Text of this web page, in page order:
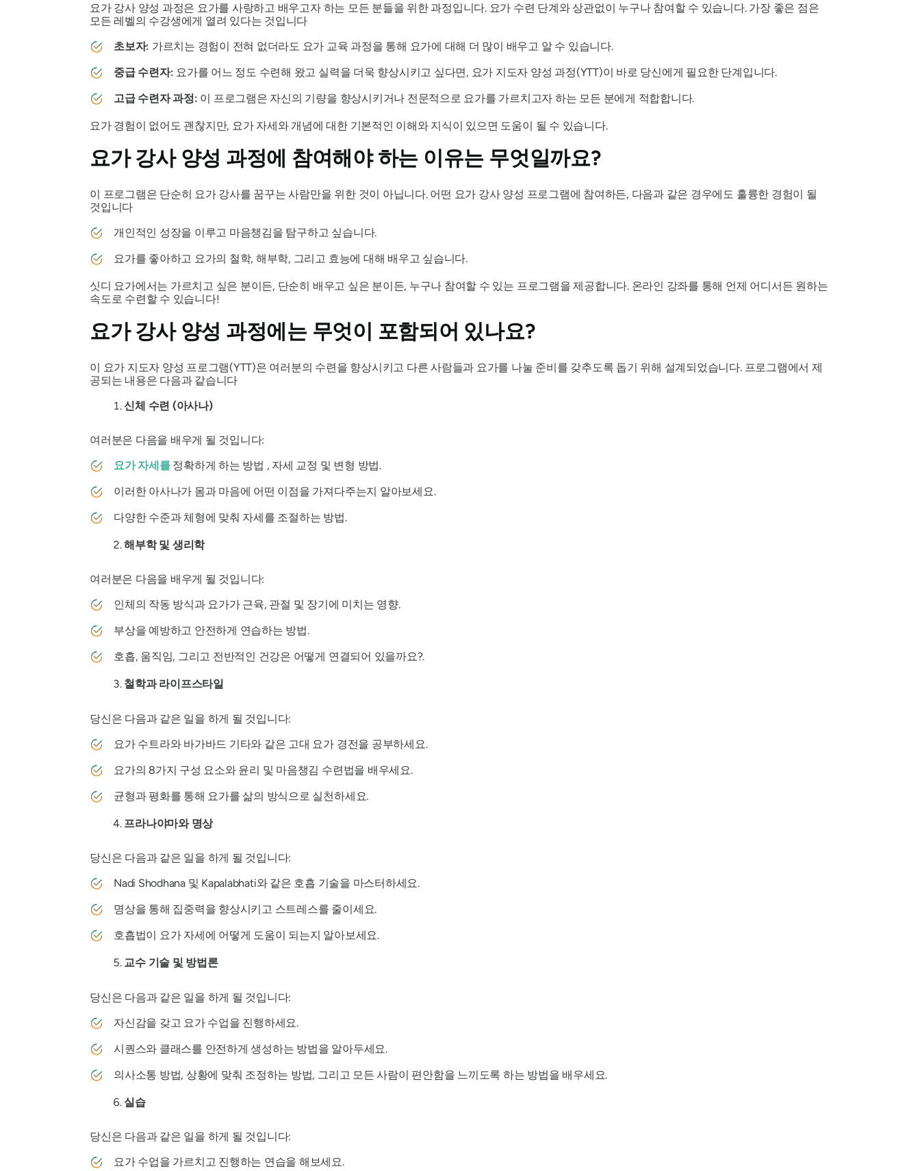
요가 강사 양성 과정은 요가를 사랑하고 배우고자 하는 모든 분들을 위한 과정입니다. 요가 수련 단계와 상관없이 누구나 참여할 수 있습니다. 가장 좋은 점은
모든 레벨의 수강생에게 열려 있다는 것입니다
초보자: 가르치는 경험이 전혀 없더라도 요가 교육 과정을 통해 요가에 대해 더 많이 배우고 알 수 있습니다.
중급 수련자: 요가를 어느 정도 수련해 왔고 실력을 더욱 향상시키고 싶다면, 요가 지도자 양성 과정(YTT)이 바로 당신에게 필요한 단계입니다.
고급 수련자 과정: 이 프로그램은 자신의 기량을 향상시키거나 전문적으로 요가를 가르치고자 하는 모든 분에게 적합합니다.
요가 경험이 없어도 괜찮지만, 요가 자세와 개념에 대한 기본적인 이해와 지식이 있으면 도움이 될 수 있습니다.
요가 강사 양성 과정에 참여해야 하는 이유는 무엇일까요?
이 프로그램은 단순히 요가 강사를 꿈꾸는 사람만을 위한 것이 아닙니다. 어떤 요가 강사 양성 프로그램에 참여하든, 다음과 같은 경우에도 훌륭한 경험이 될
것입니다
개인적인 성장을 이루고 마음챙김을 탐구하고 싶습니다.
요가를 좋아하고 요가의 철학, 해부학, 그리고 효능에 대해 배우고 싶습니다.
싯디 요가에서는 가르치고 싶은 분이든, 단순히 배우고 싶은 분이든, 누구나 참여할 수 있는 프로그램을 제공합니다. 온라인 강좌를 통해 언제 어디서든 원하는
속도로 수련할 수 있습니다!
요가 강사 양성 과정에는 무엇이 포함되어 있나요?
이 요가 지도자 양성 프로그램(YTT)은 여러분의 수련을 향상시키고 다른 사람들과 요가를 나눌 준비를 갖추도록 돕기 위해 설계되었습니다. 프로그램에서 제
공되는 내용은 다음과 같습니다
신체 수련 (아사나)
여러분은 다음을 배우게 될 것입니다:
요가 자세를정확하게 하는 방법 , 자세 교정 및 변형 방법.
이러한 아사나가 몸과 마음에 어떤 이점을 가져다주는지 알아보세요.
다양한 수준과 체형에 맞춰 자세를 조절하는 방법.
해부학 및 생리학
여러분은 다음을 배우게 될 것입니다:
인체의 작동 방식과 요가가 근육, 관절 및 장기에 미치는 영향.
부상을 예방하고 안전하게 연습하는 방법.
호흡, 움직임, 그리고 전반적인 건강은 어떻게 연결되어 있을까요?.
철학과 라이프스타일
당신은 다음과 같은 일을 하게 될 것입니다:
요가 수트라와 바가바드 기타와 같은 고대 요가 경전을 공부하세요.
요가의 8가지 구성 요소와 윤리 및 마음챙김 수련법을 배우세요.
균형과 평화를 통해 요가를 삶의 방식으로 실천하세요.
프라나야마와 명상
당신은 다음과 같은 일을 하게 될 것입니다:
Nadi Shodhana 및 Kapalabhati와 같은 호흡 기술을 마스터하세요.
명상을 통해 집중력을 향상시키고 스트레스를 줄이세요.
호흡법이 요가 자세에 어떻게 도움이 되는지 알아보세요.
교수 기술 및 방법론
당신은 다음과 같은 일을 하게 될 것입니다:
자신감을 갖고 요가 수업을 진행하세요.
시퀀스와 클래스를 안전하게 생성하는 방법을 알아두세요.
의사소통 방법, 상황에 맞춰 조정하는 방법, 그리고 모든 사람이 편안함을 느끼도록 하는 방법을 배우세요.
실습
당신은 다음과 같은 일을 하게 될 것입니다:
요가 수업을 가르치고 진행하는 연습을 해보세요.